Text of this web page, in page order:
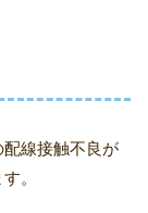
線接触不良が
。